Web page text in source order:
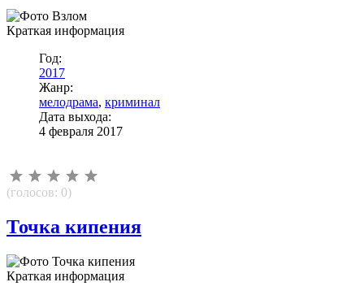
Краткая информация
Год:
2017
Жанр:
мелодрама, криминал
Дата выхода:
4 февраля 2017
(голосов: 0)
Точка кипения
Краткая информация